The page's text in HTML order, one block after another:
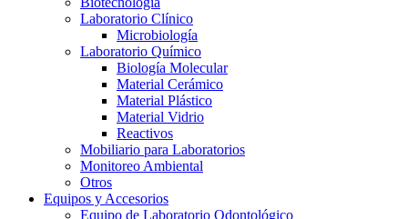
Laboratorio Clínico
Microbiología
Laboratorio Químico
Biología Molecular
Material Cerámico
Material Plástico
Material Vidrio
Reactivos
Mobiliario para Laboratorios
Monitoreo Ambiental
Otros
Equipos y Accesorios
Equipo de Laboratorio Odontológico